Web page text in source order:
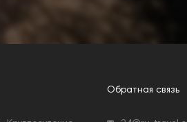
Обратная связь